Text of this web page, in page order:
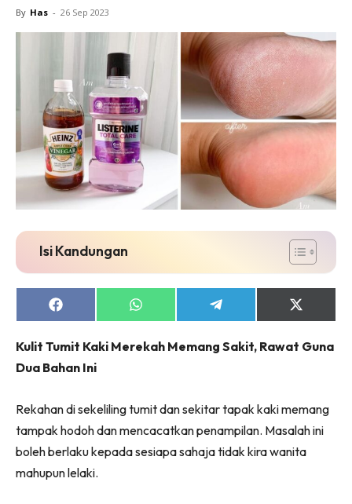
By Has - 26 Sep 2023
Isi Kandungan
Share
on
Share
on
Share
on
Share
on
(Twitter)
Kulit Tumit Kaki Merekah Memang Sakit, Rawat Guna
Dua Bahan Ini
Rekahan di sekeliling tumit dan sekitar tapak kaki memang
tampak hodoh dan mencacatkan penampilan. Masalah ini
boleh berlaku kepada sesiapa sahaja tidak kira wanita
mahupun lelaki.